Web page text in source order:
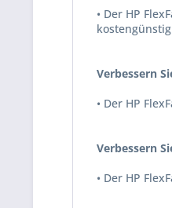
• Der HP
Verbessern
• Der HP
Verbessern
• Der HP